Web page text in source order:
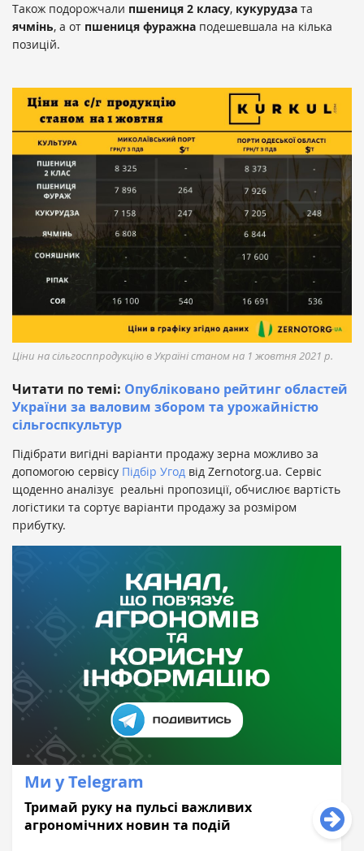
Також подорожчали пшениця 2 класу, кукурудза та
ячмінь, а от пшениця фуражна подешевшала на кілька
позицій.
Ціни на сільгосппродукцію в Україні станом на 1 жовтня 2021 р.
Читати по темі: Опубліковано рейтинг областей
України за валовим збором та урожайністю
сільгоспкультур
Підібрати вигідні варіанти продажу зерна можливо за
допомогою сервісу Підбір Угод від Zernotorg.ua. Сервіс
щоденно аналізує реальні пропозиції, обчислює вартість
логістики та сортує варіанти продажу за розміром
прибутку.
Ми у Telegram
Тримай руку на пульсі важливих
агрономічних новин та подій